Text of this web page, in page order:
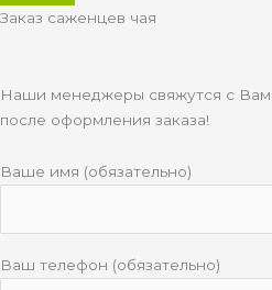
Заказ саженцев чая
Наши менеджеры свяжутся с
после оформления заказа!
Ваше имя (обязательно)
Ваш телефон (обязательно)